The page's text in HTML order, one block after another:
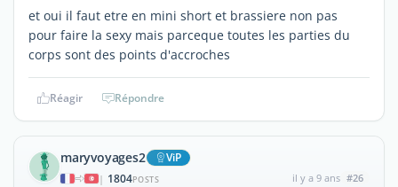
et oui il faut etre en mini short et brassiere non pas
pour faire la sexy mais parceque toutes les parties du
corps sont des points d'accroches
Réagir Répondre
maryvoyages2 ViP
| 1804POSTS il y a 9 ans #26